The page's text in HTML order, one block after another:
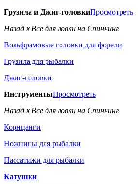
Грузила и Джиг-головкиПросмотреть
Назад к Все для ловли на Спиннинг
Вольфрамовые головки для форели
Грузила для рыбалки
Джиг-головки
ИнструментыПросмотреть
Назад к Все для ловли на Спиннинг
Корнцанги
Ножницы для рыбалки
Пассатижи для рыбалки
Катушки